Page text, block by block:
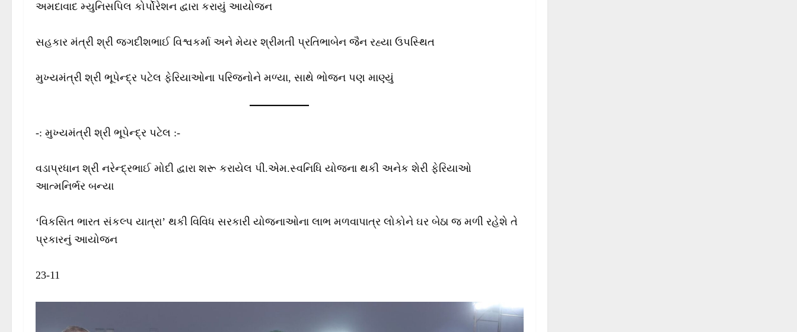
અમદાવાદ મ્યુનિસપિલ કોર્પોરેશન દ્વારા કરાયું આયોજન
સહકાર મંત્રી શ્રી જગદીશભાઈ વિશ્વકર્મા અને મેયર શ્રીમતી પ્રતિભાબેન જૈન રહ્યા ઉપસ્થિત
મુખ્યમંત્રી શ્રી ભૂપેન્દ્ર પટેલ ફેરિયાઓના પરિજનોને મળ્યા, સાથે ભોજન પણ માણ્યું
-: મુખ્યમંત્રી શ્રી ભૂપેન્દ્ર પટેલ :-
વડાપ્રધાન શ્રી નરેન્દ્રભાઈ મોદી દ્વારા શરૂ કરાયેલ પી.એમ.સ્વનિધિ યોજના થકી અનેક શેરી ફેરિયાઓ
આત્મનિર્ભર બન્યા
‘વિકસિત ભારત સંકલ્પ યાત્રા’ થકી વિવિધ સરકારી યોજનાઓના લાભ મળવાપાત્ર લોકોને ઘર બેઠા જ મળી રહેશે તે
પ્રકારનું આયોજન
23-11